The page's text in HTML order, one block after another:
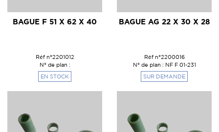
BAGUE F 51 X 62 X 40
Réf n°2201012
N° de plan :
EN STOCK
BAGUE AG 22 X 30 X 28
Réf n°2200016
N° de plan : NF F 01-231
SUR DEMANDE